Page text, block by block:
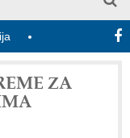
iC7 Hybrid
ZA